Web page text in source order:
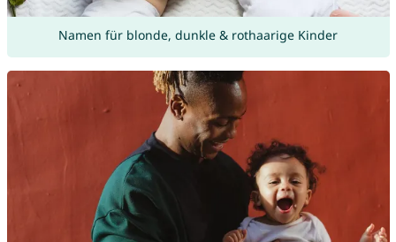
Namen für blonde, dunkle & rothaarige Kinder